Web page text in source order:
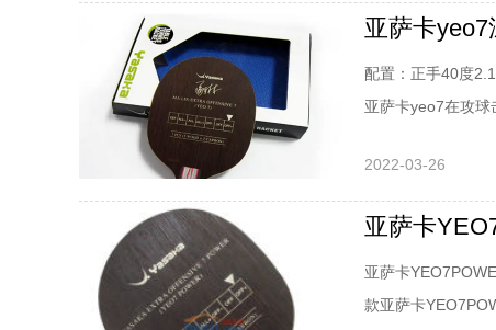
大强于有机胶水，
亚萨卡
配置：正手40度
亚萨卡yeo7在攻
yeo7的落点精确，
色，综合看来，亚
2022-03-26
亚萨卡
亚萨卡
款亚萨卡